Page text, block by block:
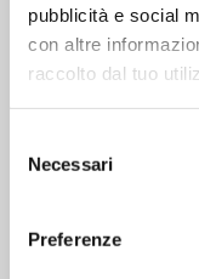
pubblicità e social
con altre
raccolto dal tuo
delNecessari
Preferenze
Sede Operativa
Via Sanguine,
Via Valbrina, 11